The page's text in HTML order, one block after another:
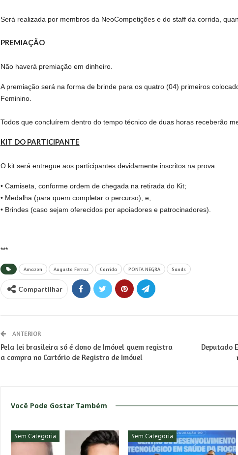
Será realizada por membros da NeoCompetições e do staff da corrida,
PREMIAÇÃO
Não haverá premiação em dinheiro.
A premiação será na forma de brinde para os quatro (04) primeiros
Feminino.
Todos que concluírem dentro do tempo técnico de duas horas receberão
KIT DO PARTICIPANTE
O kit será entregue aos participantes devidamente inscritos na prova.
• Camiseta, conforme ordem de chegada na retirada do Kit;
• Medalha (para quem completar o percurso); e;
• Brindes (caso sejam oferecidos por apoiadores e patrocinadores).
***
Amazon Augusto Ferraz Corrida PONTA NEGRA Sands
Compartilhar
ANTERIOR
Pela lei brasileira só é dono de Imóvel quem registra
a compra no Cartório de Registro de Imóvel
Deputado
Você Pode Gostar Também
Sem Categoria Sem Categoria